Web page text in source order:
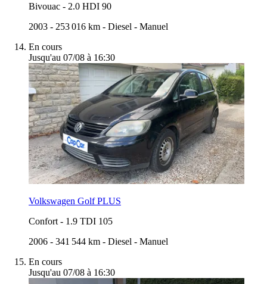
Bivouac - 2.0 HDI 90
2003 - 253 016 km - Diesel - Manuel
En cours
Jusqu'au 07/08 à 16:30
Volkswagen Golf PLUS
Confort - 1.9 TDI 105
2006 - 341 544 km - Diesel - Manuel
En cours
Jusqu'au 07/08 à 16:30